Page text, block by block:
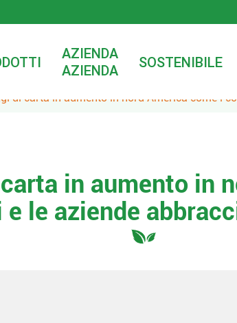
AZIENDA
AZIENDA
SOSTENIBILE
di carta in aumento in nord America come i
in aumento in
le aziende